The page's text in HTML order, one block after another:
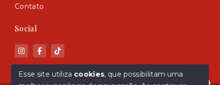
Contato
Social
Esse site utiliza cookies, que possibilitam uma